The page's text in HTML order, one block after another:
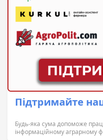
Підтримайте
Будь-яка сума допоможе
інформаційному аграрному